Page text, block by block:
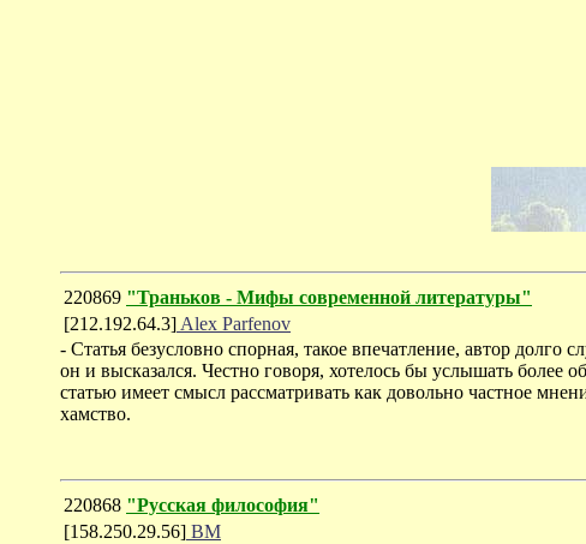
220869 "Траньков - Мифы современной литературы"
[212.192.64.3] Alex Parfenov
- Статья безусловно спорная, такое впечатление, автор
он и высказался. Честно говоря, хотелось бы услышать
статью имеет смысл рассматривать как довольно частное
хамство.
220868 "Русская философия"
[158.250.29.56] ВМ